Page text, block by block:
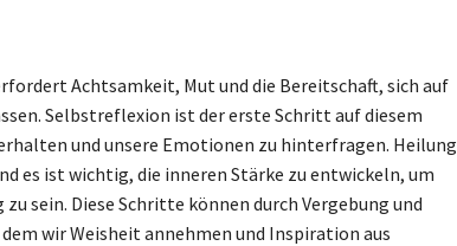
Achtsamkeit, Mut und die Bereitschaft, sich auf
Selbstreflexion ist der erste Schritt auf diesem
und unsere Emotionen zu hinterfragen. Heilung
es ist wichtig, die inneren Stärke zu entwickeln, um
sein. Diese Schritte können durch Vergebung und
wir Weisheit annehmen und Inspiration aus